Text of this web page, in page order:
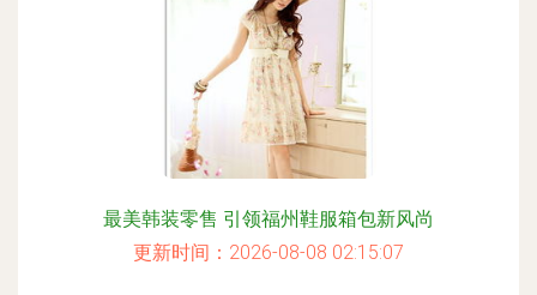
最美韩装零售 引领福州鞋服箱包新风尚
更新时间：2026-08-08 02:15:07